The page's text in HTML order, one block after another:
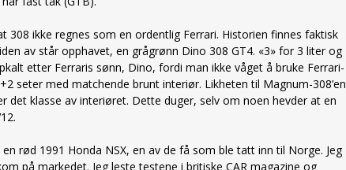
308 ikke regnes som en ordentlig Ferrari. Historien finnes faktisk
av står opphavet, en grågrønn Dino 308 GT4. «3» for 3 liter og
etter Ferraris sønn, Dino, fordi man ikke våget å bruke Ferrari-
seter med matchende brunt interiør. Likheten til Magnum-308’en
det klasse av interiøret. Dette duger, selv om noen hevder at en
rød 1991 Honda NSX, en av de få som ble tatt inn til Norge. Jeg
på markedet. Jeg leste testene i britiske CAR magazine og